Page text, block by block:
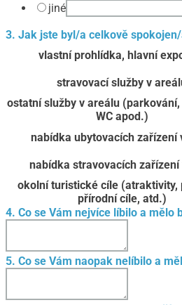
jiné
3. Jak jste byl/a celkově
vlastní prohlídka, hlavní
stravovací služby v
ostatní služby v areálu
WC apod.)
nabídka ubytovacích zařízení
nabídka stravovacích zařízení
okolní turistické cíle (atraktivity,
přírodní cíle, atd.)
4. Co se Vám nejvíce líbilo a mělo
5. Co se Vám naopak nelíbilo a